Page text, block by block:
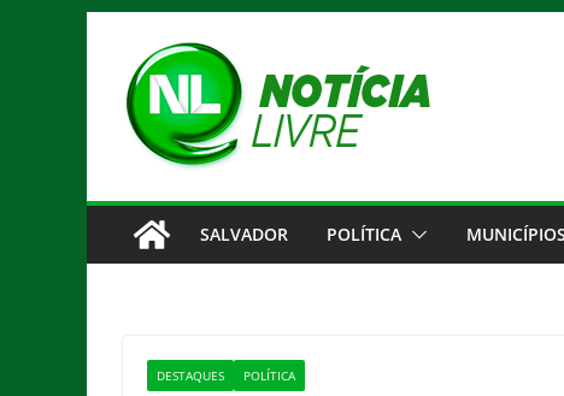
conteúdo
SALVADOR POLÍTICA MUNICÍPIOS
DESTAQUES POLÍTICA